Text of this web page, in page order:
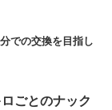
での交換を目指し
ごとのナック